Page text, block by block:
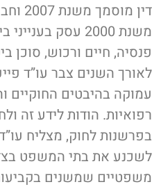
דין
משנת 2000 עסק
לאורך השנים צבר עו”ד
עמוקה בהיבטים החוקיים
רפואיות. הודות לידע זה
בפרשנות לחוק, מצליח
לשכנע את בתי המשפט
משפטיים שמשנים